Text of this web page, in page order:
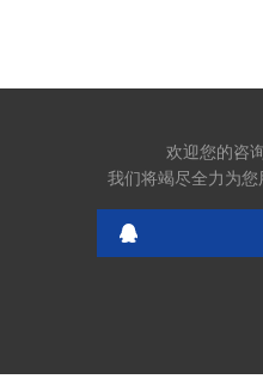
欢迎您的咨
我们将竭尽全力为您